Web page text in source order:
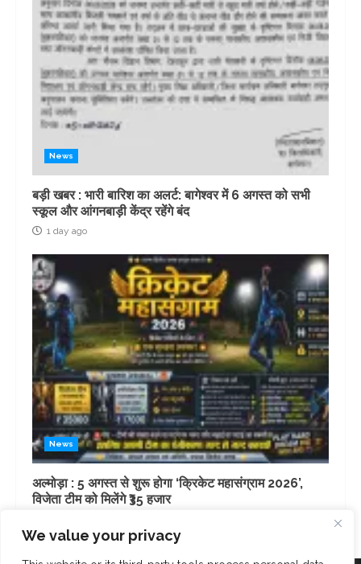
We value your privacy
News
बड़ी खबर : भारी बारिश का अलर्ट: बागेश्वर में 6 अगस्त को सभी
स्कूल और आंगनबाड़ी केंद्र रहेंगे बंद
1 day ago
News
अल्मोड़ा : 5 अगस्त से शुरू होगा ‘क्रिकेट महासंग्राम 2026’,
विजेता टीम को मिलेंगे ₹35 हजार